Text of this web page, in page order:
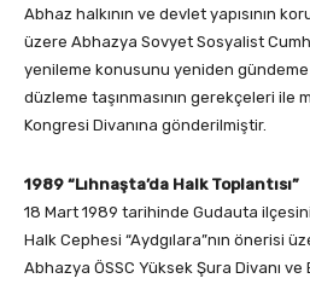
Abhaz halkının ve devlet yapısının
üzere Abhazya Sovyet Sosyalist
yenileme konusunu yeniden gündeme
düzleme taşınmasının gerekçeleri ile
Kongresi Divanına gönderilmiştir.
1989 “Lıhnaşta’da Halk Toplantısı”
18 Mart 1989 tarihinde Gudauta
Halk Cephesi “Aydgılara”nın önerisi
Abhazya ÖSSC Yüksek Şura Divanı